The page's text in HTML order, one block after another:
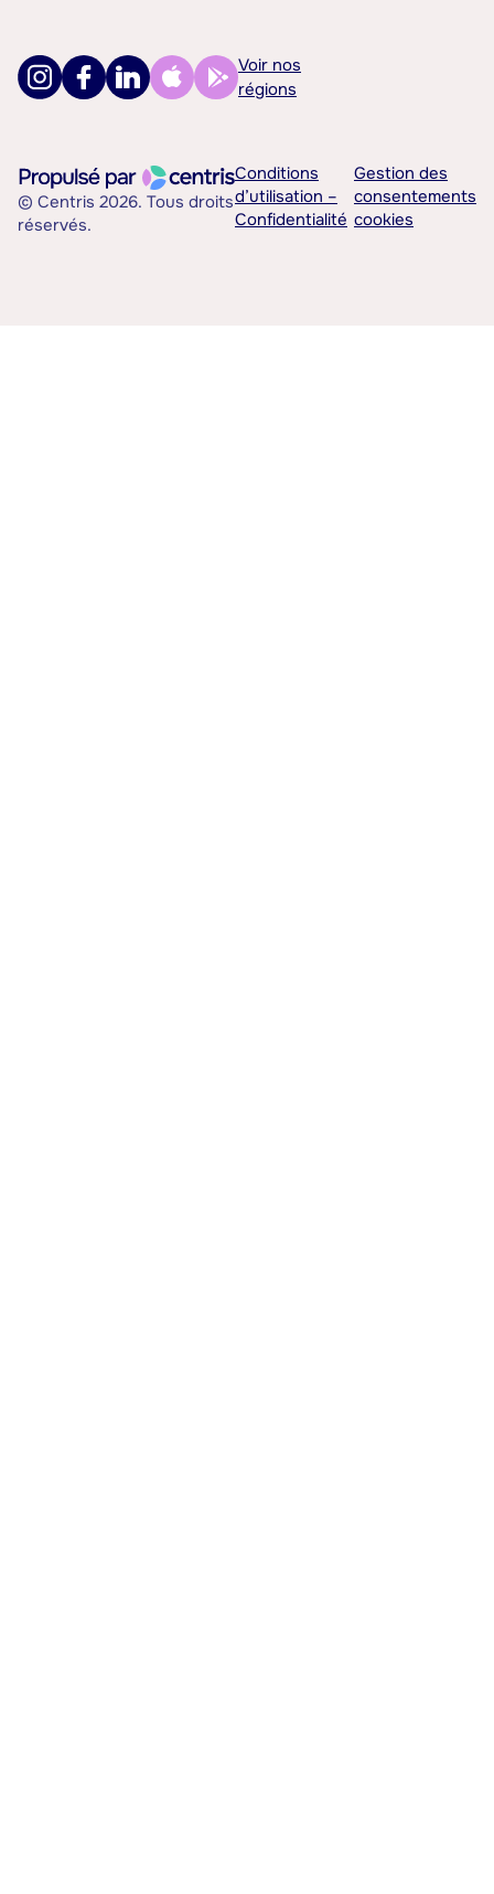
Voir nos
régions
© Centris 2026. Tous droits
réservés.
Conditions
d’utilisation –
Confidentialité
Gestion des
consentements
cookies